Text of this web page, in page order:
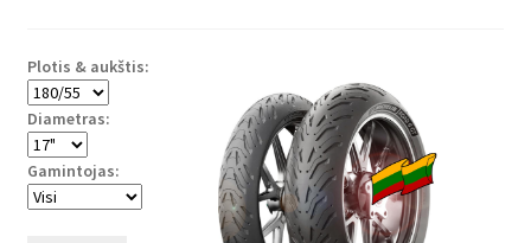
Plotis & aukštis:
Diametras:
Gamintojas: